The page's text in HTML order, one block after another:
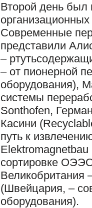
Второй день был
Современные
представили
–
– от пионерной
оборудования),
системы
Sonthofen,
Касини
путь к
сортировке
Великобритания
(Швейцария, –
оборудования).